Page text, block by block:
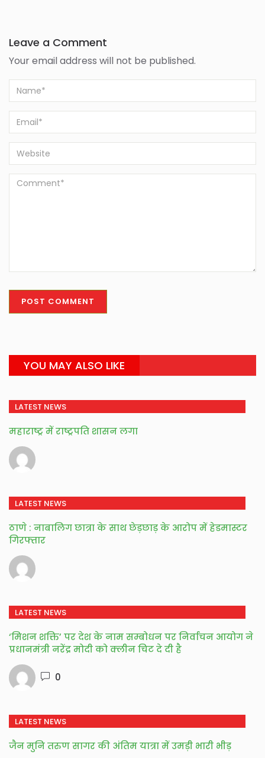
Leave a Comment
Your email address will not be published.
YOU MAY ALSO LIKE
LATEST NEWS
महाराष्ट्र में राष्ट्रपति शासन लगा
LATEST NEWS
ठाणे : नाबालिग छात्रा के साथ छेड़छाड़ के आरोप में हेडमास्टर
गिरफ्तार
LATEST NEWS
‘मिशन शक्ति’ पर देश के नाम सम्बोधन पर निर्वाचन आयोग ने
प्रधानमंत्री नरेंद्र मोदी को क्लीन चिट दे दी है
0
LATEST NEWS
जैन मुनि तरुण सागर की अंतिम यात्रा में उमड़ी भारी भीड़